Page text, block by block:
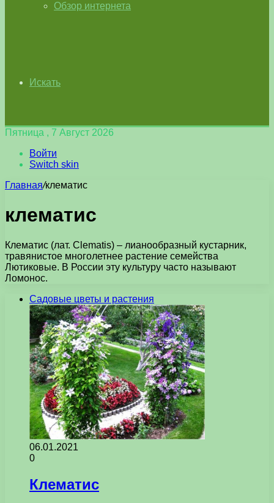
Обзор интернета
Искать
Пятница , 7 Август 2026
Войти
Switch skin
Главная/клематис
клематис
Клематис (лат. Clematis) – лианообразный кустарник,
травянистое многолетнее растение семейства
Лютиковые. В России эту культуру часто называют
Ломонос.
Садовые цветы и растения
06.01.2021
0
Клематис